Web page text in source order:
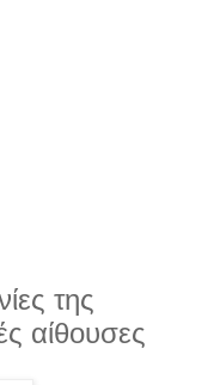
της
αίθουσες